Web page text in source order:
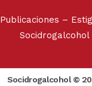
Publicaciones –
Socidrogalcohol
Socidrogalcohol ©